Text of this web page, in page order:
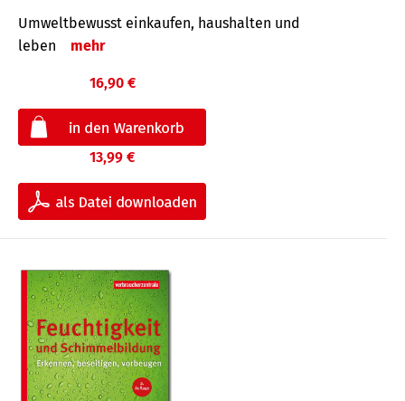
Umweltbewusst einkaufen, haushalten und
leben
mehr
16,90 €
13,99 €